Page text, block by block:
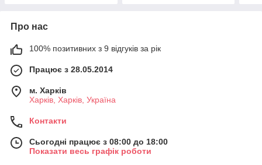
Про нас
100% позитивних з 9 відгуків за рік
Працює з 28.05.2014
м. Харків
Харків, Харків, Україна
Контакти
Сьогодні працює з 08:00 до 18:00
Показати весь графік роботи